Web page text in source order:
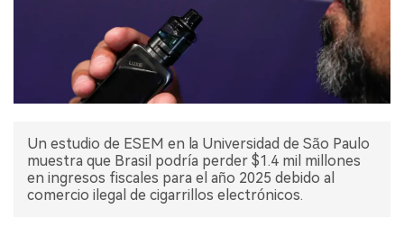
Un estudio de ESEM en la Universidad de São Paulo
muestra que Brasil podría perder $1.4 mil millones
en ingresos fiscales para el año 2025 debido al
comercio ilegal de cigarrillos electrónicos.